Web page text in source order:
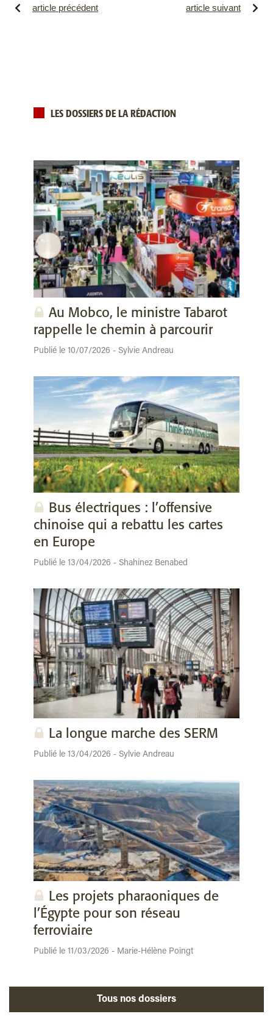
article précédent article suivant
LES DOSSIERS DE LA RÉDACTION
Au Mobco, le ministre Tabarot
rappelle le chemin à parcourir
Publié le 10/07/2026 - Sylvie Andreau
Bus électriques : l’offensive
chinoise qui a rebattu les cartes
en Europe
Publié le 13/04/2026 - Shahinez Benabed
La longue marche des SERM
Publié le 13/04/2026 - Sylvie Andreau
Les projets pharaoniques de
l’Égypte pour son réseau
ferroviaire
Publié le 11/03/2026 - Marie-Hélène Poingt
Tous nos dossiers